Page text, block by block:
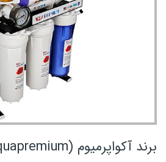
برند آکواپرمیوم (Aquapremium)